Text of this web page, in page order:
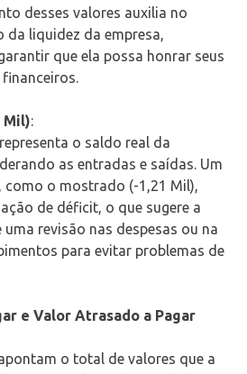
desses valores auxilia no
da liquidez da empresa,
que ela possa honrar seus
Mil):
o saldo real da
as entradas e saídas. Um
como o mostrado (-1,21 Mil),
de déficit, o que sugere a
uma revisão nas despesas ou na
para evitar problemas de
e Valor Atrasado a Pagar
o total de valores que a